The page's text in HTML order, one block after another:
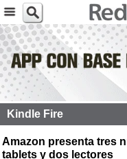
Kindle Fire
Amazon presenta tres
tablets y dos lectores